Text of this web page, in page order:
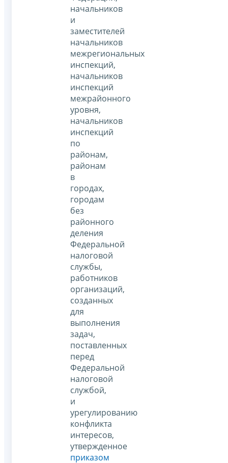
начальников
и
заместителей
начальников
межрегиональных
инспекций,
начальников
инспекций
межрайонного
уровня,
начальников
инспекций
по
районам,
районам
в
городах,
городам
без
районного
деления
Федеральной
налоговой
службы,
работников
организаций,
созданных
для
выполнения
задач,
поставленных
перед
Федеральной
налоговой
службой,
и
урегулированию
конфликта
интересов,
утвержденное
приказом